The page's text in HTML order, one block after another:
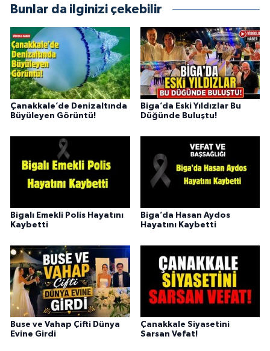
Bunlar da ilginizi çekebilir
Çanakkale’de Denizaltında
Büyüleyen Görüntü!
Biga’da Eski Yıldızlar Bu
Düğünde Buluştu!
Bigalı Emekli Polis Hayatını
Kaybetti
Biga’da Hasan Aydos
Hayatını Kaybetti
Buse ve Vahap Çifti Dünya
Evine Girdi
Çanakkale Siyasetini
Sarsan Vefat!